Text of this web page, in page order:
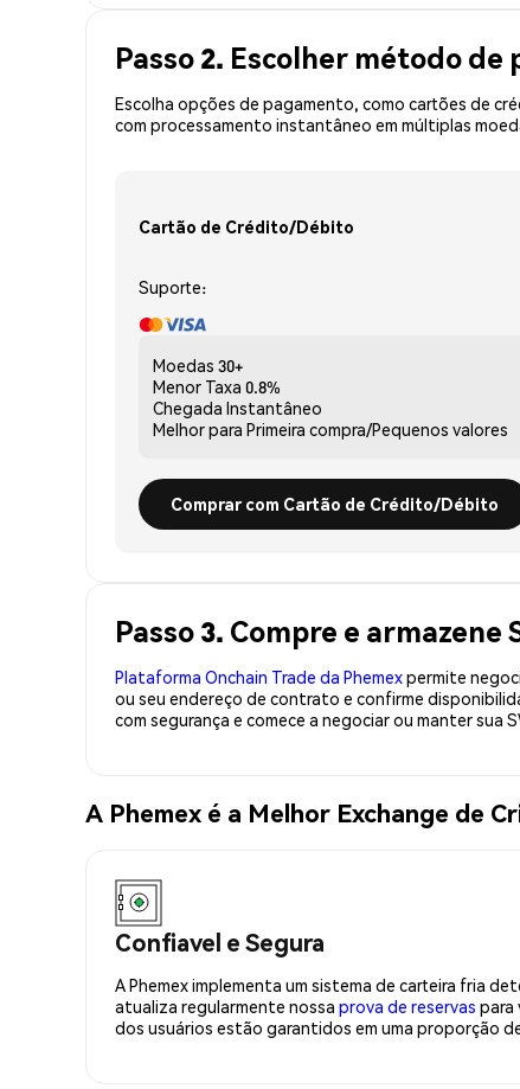
Passo 2. Escolher método de
Escolha opções de pagamento, como cartões de
com processamento instantâneo em múltiplas
Cartão de Crédito/Débito
Suporte:
Moedas 30+
Menor Taxa 0.8%
Chegada Instantâneo
Melhor para Primeira compra/Pequenos valores
Comprar com Cartão de Crédito/Débito
Passo 3. Compre e armazene
Plataforma Onchain Trade da Phemexpermite
ou seu endereço de contrato e confirme
com segurança e comece a negociar ou manter sua
A Phemex é a Melhor Exchange de
Confiavel e Segura
A Phemex implementa um sistema de carteira fria
atualiza regularmente nossa prova de reservas para
dos usuários estão garantidos em uma proporção